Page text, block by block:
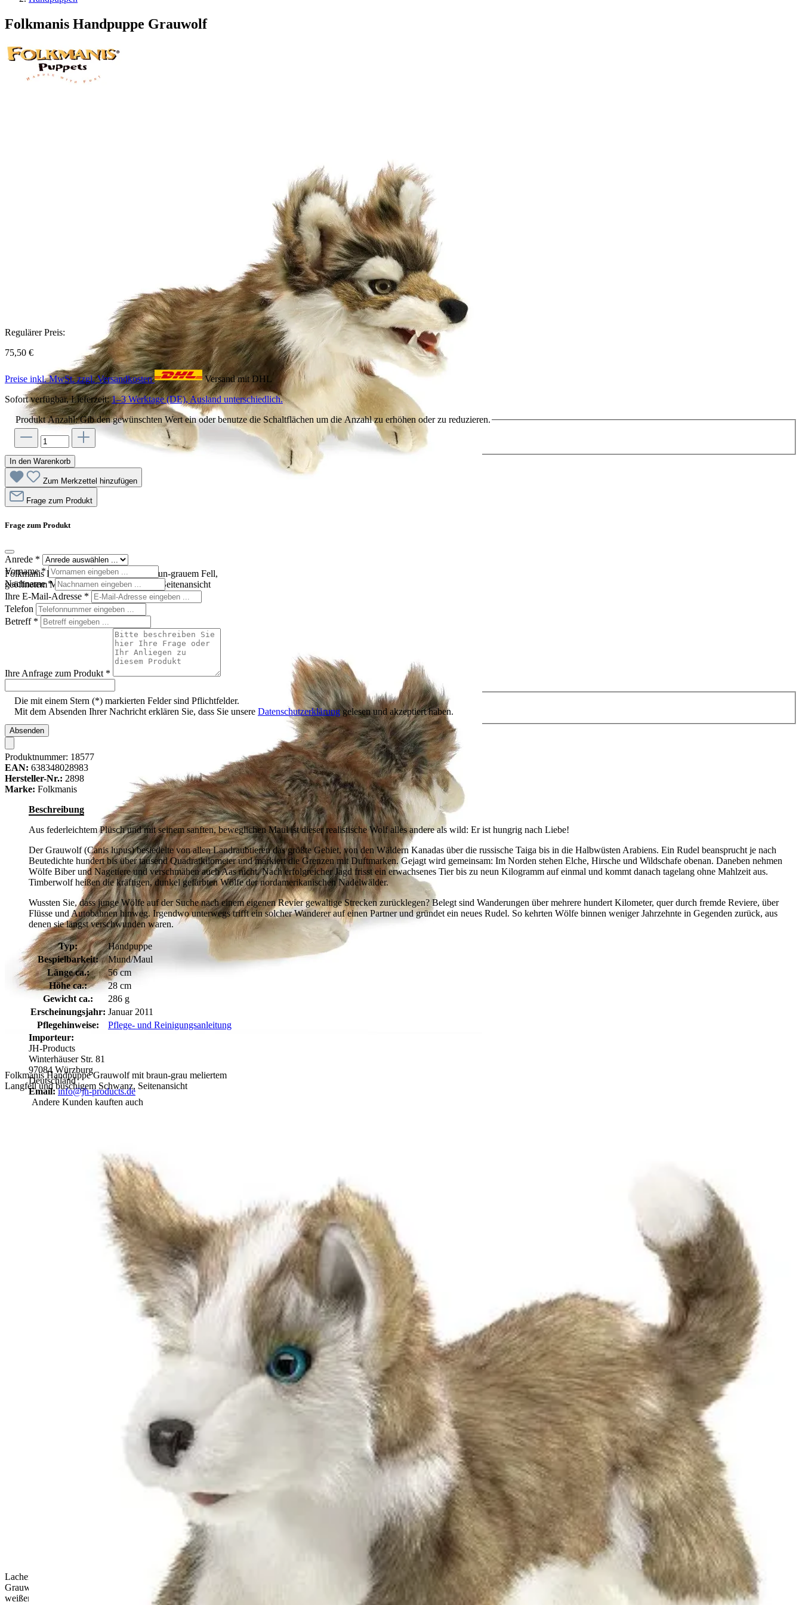
Folkmanis Handpuppe Grauwolf
Folkmanis Handpuppe Grauwolf mit braun-grauem Fell,
geöffnetem Maul und Zähnen, liegend in Seitenansicht
Folkmanis Handpuppe Grauwolf mit braun-grau meliertem
Langfell und buschigem Schwanz, Seitenansicht
Lachender Junge mit Brille hält die Folkmanis Handpuppe
Grauwolf mit geöffnetem Maul und braun-beigem Fell vor
weißem Hintergrund.
Regulärer Preis:
75,50 €
Preise inkl. MwSt. zzgl. Versandkosten
Versand mit DHL
Sofort verfügbar, Lieferzeit:1–3 Werktage (DE), Ausland unterschiedlich.
Produkt Anzahl: Gib den gewünschten Wert ein oder benutze die Schaltflächen um die Anzahl zu erhöhen oder zu reduzieren.
In den Warenkorb
Zum Merkzettel hinzufügen
Frage zum Produkt
Frage zum Produkt
Anrede *
Vorname*
Nachname*
Ihre E-Mail-Adresse *
Telefon
Betreff *
Ihre Anfrage zum Produkt *
Die mit einem Stern (*) markierten Felder sind Pflichtfelder.
Mit dem Absenden Ihrer Nachricht erklären Sie, dass Sie unsere Datenschutzerklärunggelesen und akzeptiert haben.
Absenden
Produktnummer: 18577
EAN: 638348028983
Hersteller-Nr.: 2898
Marke: Folkmanis
Beschreibung
Aus federleichtem Plüsch und mit seinem sanften, beweglichen Maul ist dieser realistische Wolf alles andere als wild: Er ist hungrig nach Liebe!
Der Grauwolf (Canis lupus) besiedelte von allen Landraubtieren das größte Gebiet, von den Wäldern Kanadas über die russische Taiga bis in die Halbwüsten Arabiens. Ein Rudel beansprucht je nach
Beutedichte hundert bis über tausend Quadratkilometer und markiert die Grenzen mit Duftmarken. Gejagt wird gemeinsam: Im Norden stehen Elche, Hirsche und Wildschafe obenan. Daneben nehmen
Wölfe Biber und Nagetiere und verschmähen auch Aas nicht. Nach erfolgreicher Jagd frisst ein erwachsenes Tier bis zu neun Kilogramm auf einmal und kommt danach tagelang ohne Mahlzeit aus.
Timberwolf heißen die kräftigen, dunkel gefärbten Wölfe der nordamerikanischen Nadelwälder.
Wussten Sie, dass junge Wölfe auf der Suche nach einem eigenen Revier gewaltige Strecken zurücklegen? Belegt sind Wanderungen über mehrere hundert Kilometer, quer durch fremde Reviere, über
Flüsse und Autobahnen hinweg. Irgendwo unterwegs trifft ein solcher Wanderer auf einen Partner und gründet ein neues Rudel. So kehrten Wölfe binnen weniger Jahrzehnte in Gegenden zurück, aus
denen sie längst verschwunden waren.
Typ:
Handpuppe
Bespielbarkeit:
Mund/Maul
Länge ca.:
56 cm
Höhe ca.:
28 cm
Gewicht ca.:
286 g
Erscheinungsjahr: Januar 2011
Pflegehinweise:
Pflege- und Reinigungsanleitung
Importeur:
JH-Products
Winterhäuser Str. 81
97084 Würzburg
Deutschland
Email: info@jh-products.de
Andere Kunden kauften auch